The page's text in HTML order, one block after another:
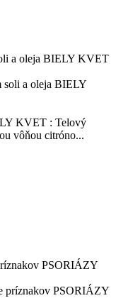
a oleja BIELY KVET
KVET : Telový
vôňou citróno...
PSORIÁZY